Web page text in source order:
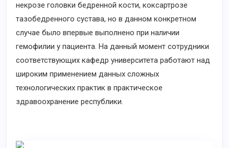
некрозе головки бедренной кости, коксартрозе
тазобедренного сустава, но в данном конкретном
случае было впервые выполнено при наличии
гемофилии у пациента. На данный момент сотрудники
соответствующих кафедр университета работают над
широким применением данных сложных
технологических практик в практическое
здравоохранение республики.